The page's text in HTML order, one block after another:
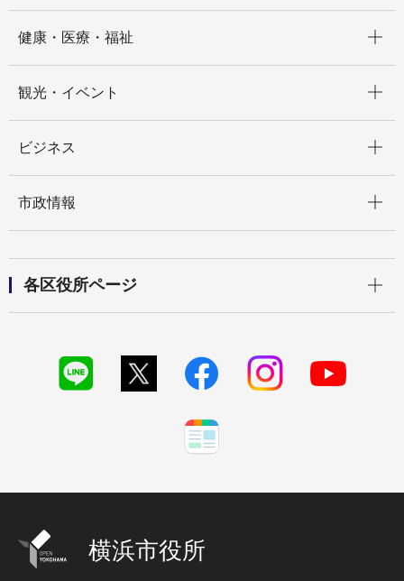
健康・医療・福祉
観光・イベント
ビジネス
市政情報
各区役所ページ
横浜市役所